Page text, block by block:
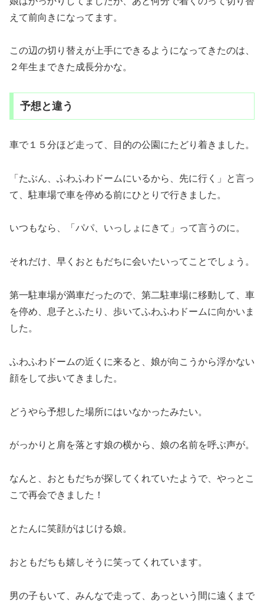
えて前向きになってます。
この辺の切り替えが上手にできるようになってきたのは、
２年生まできた成長分かな。
予想と違う
車で１５分ほど走って、目的の公園にたどり着きました。
「たぶん、ふわふわドームにいるから、先に行く」と言っ
て、駐車場で車を停める前にひとりで行きました。
いつもなら、「パパ、いっしょにきて」って言うのに。
それだけ、早くおともだちに会いたいってことでしょう。
第一駐車場が満車だったので、第二駐車場に移動して、車
を停め、息子とふたり、歩いてふわふわドームに向かいま
した。
ふわふわドームの近くに来ると、娘が向こうから浮かない
顔をして歩いてきました。
どうやら予想した場所にはいなかったみたい。
がっかりと肩を落とす娘の横から、娘の名前を呼ぶ声が。
なんと、おともだちが探してくれていたようで、やっとこ
こで再会できました！
とたんに笑顔がはじける娘。
おともだちも嬉しそうに笑ってくれています。
男の子もいて、みんなで走って、あっという間に遠くまで